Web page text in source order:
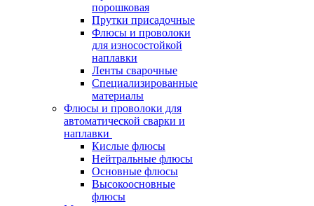
порошковая
Прутки присадочные
Флюсы и проволоки
для износостойкой
наплавки
Ленты сварочные
Специализированные
материалы
Флюсы и проволоки для
автоматической сварки и
наплавки
Кислые флюсы
Нейтральные флюсы
Основные флюсы
Высокоосновные
флюсы